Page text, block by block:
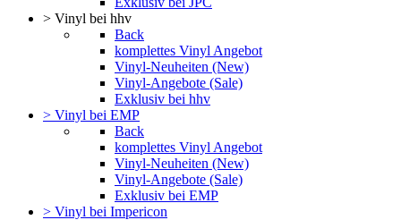
> Vinyl bei hhv
Back
komplettes Vinyl Angebot
Vinyl-Neuheiten (New)
Vinyl-Angebote (Sale)
Exklusiv bei hhv
> Vinyl bei EMP
Back
komplettes Vinyl Angebot
Vinyl-Neuheiten (New)
Vinyl-Angebote (Sale)
Exklusiv bei EMP
> Vinyl bei Impericon